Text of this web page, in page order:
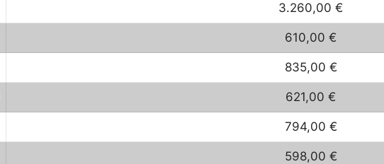
3.260,00 €
610,00 €
835,00 €
621,00 €
794,00 €
598,00 €